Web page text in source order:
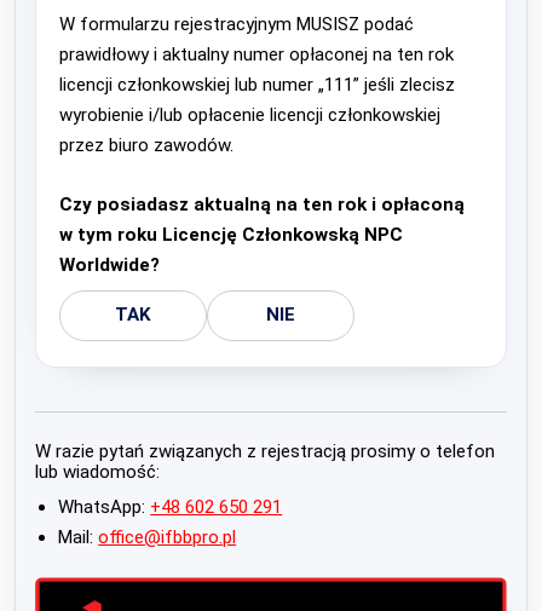
W formularzu rejestracyjnym MUSISZ podać
prawidłowy i aktualny numer opłaconej na ten rok
licencji członkowskiej lub numer „111” jeśli zlecisz
wyrobienie i/lub opłacenie licencji członkowskiej
przez biuro zawodów.
Czy posiadasz aktualną na ten rok i opłaconą
w tym roku Licencję Członkowską NPC
Worldwide?
TAK NIE
W razie pytań związanych z rejestracją prosimy o telefon
lub wiadomość:
WhatsApp: +48 602 650 291
Mail:office@ifbbpro.pl